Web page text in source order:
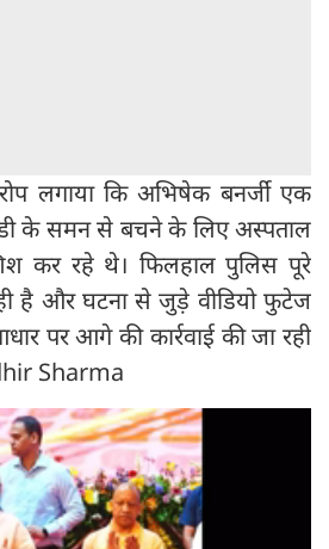
लगाया कि अभिषेक बनर्जी एक
के समन से बचने के लिए अस्पताल
कर रहे थे। फिलहाल पुलिस पूरे
है और घटना से जुड़े वीडियो फुटेज
पर आगे की कार्रवाई की जा रही
Sharma